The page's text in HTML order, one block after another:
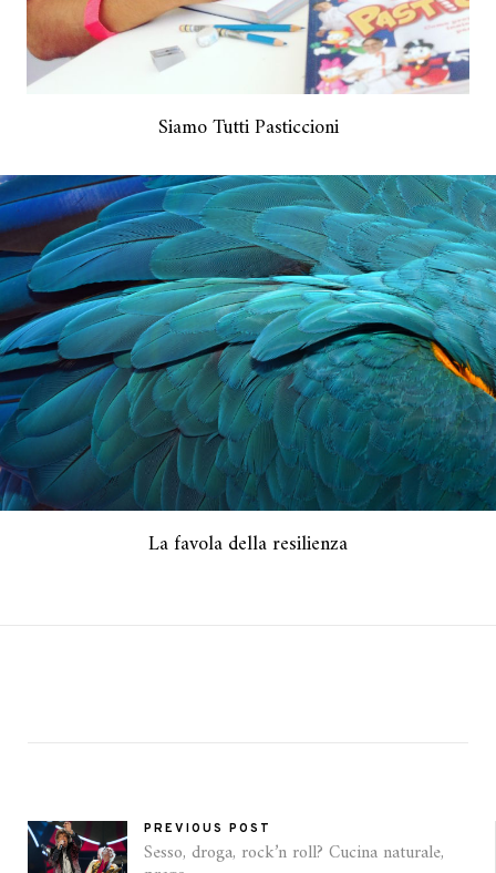
Siamo Tutti Pasticcioni
La favola della resilienza
PREVIOUS POST
Sesso, droga, rock’n roll? Cucina naturale,